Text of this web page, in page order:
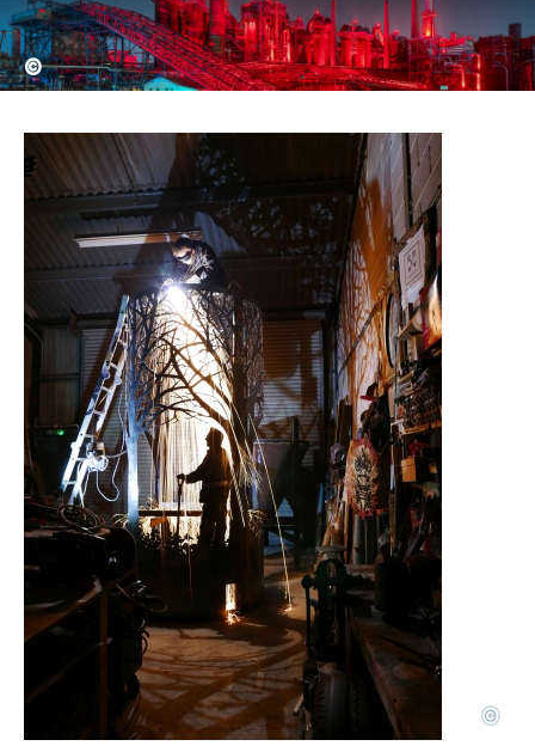
Hochofengruppe in Rot
Copyright:
©
Portrait Dan Rawlings
Copyright: Dan Rawlings
©